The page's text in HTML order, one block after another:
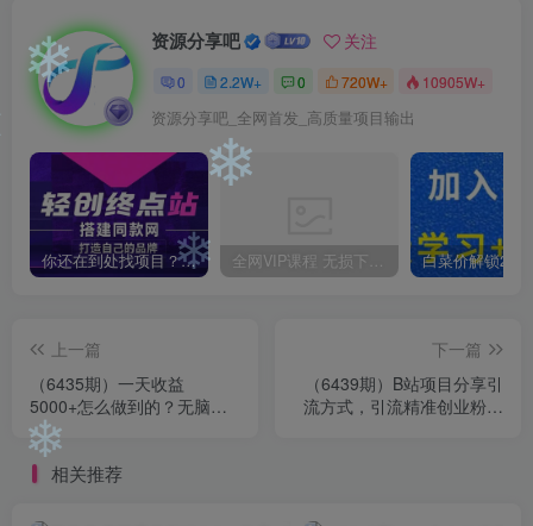
资源分享吧 关注
0 2.2W+ 0 720W+ 10905W+
资源分享吧_全网首发_高质量项目输出
你还在到处找项目？还在当韭菜？我靠卖项目一个月收入5万+，曾经我也是个失败者。 全网VIP课程 无损下载~
上一篇
（6435期）一天收益
5000+怎么做到的？无脑搬
运即可，长期稳定项目，一
部手机可做
下一篇
（6439期）B站项目分享引
流方式，引流精准创业粉，
相关推荐
❄
❄
❄
❄
❄